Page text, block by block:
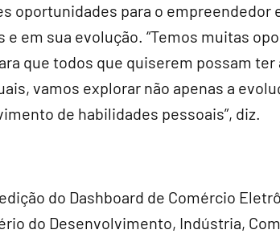
oportunidades para o empreendedor
em sua evolução. “Temos muitas
que todos que quiserem possam
vamos explorar não apenas a
de habilidades pessoais”, diz.
do Dashboard de Comércio
do Desenvolvimento, Indústria,